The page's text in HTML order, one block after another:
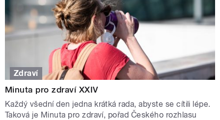
Zdraví
Minuta pro zdraví XXIV
Každý všední den jedna krátká rada, abyste se cítili lépe.
Taková je Minuta pro zdraví, pořad Českého rozhlasu